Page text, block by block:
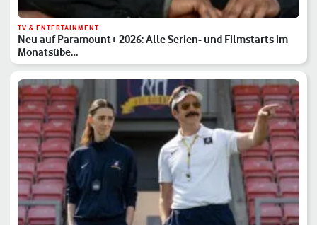
TV & ENTERTAINMENT
Neu auf Paramount+ 2026: Alle Serien- und Filmstarts im
Monatsübe…